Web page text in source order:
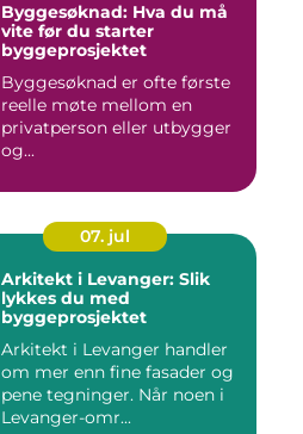
Byggesøknad: Hva du må
vite før du starter
byggeprosjektet
Byggesøknad er ofte første
reelle møte mellom en
privatperson eller utbygger
og...
07. jul
Arkitekt i Levanger: Slik
lykkes du med
byggeprosjektet
Arkitekt i Levanger handler
om mer enn fine fasader og
pene tegninger. Når noen i
Levanger-omr...